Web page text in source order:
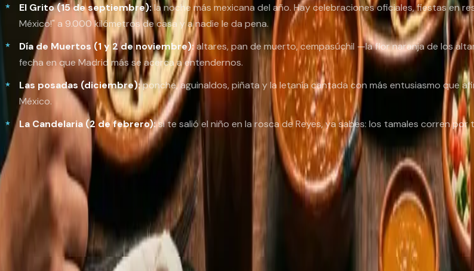
El Grito (15 de septiembre):la noche más mexicana del año. Hay celebraciones oficiales, fiestas en
México!" a 9.000 kilómetros de casa y a nadie le da pena.
Día de Muertos (1 y 2 de noviembre):altares,pan de muerto,cempasúchil —la flor naranja de los
fecha en que Madrid más se acerca a entendernos.
Las posadas (diciembre):ponche,aguinaldos, piñata y la letanía cantada con más entusiasmo que
México.
La Candelaria (2 de febrero):si te salió el niño en la rosca de Reyes, ya sabes: los tamales corren
Fechas, planes y dónde celebrar cada una, en nuestra guía defiestas mexicanas en Madrid.
Comunidad: grupos, eventos, Casa de México
La institución madre es la Casa de México en España
, en la zona de Argüelles: exposiciones, cine,
el punto de encuentro natural y el lugar al que llevas a tus amigos españoles cuando quieres presumir